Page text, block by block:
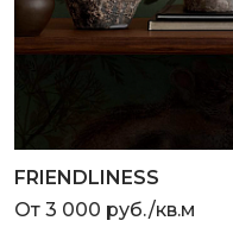
FRIENDLINESS
От 3 000 руб./кв.м